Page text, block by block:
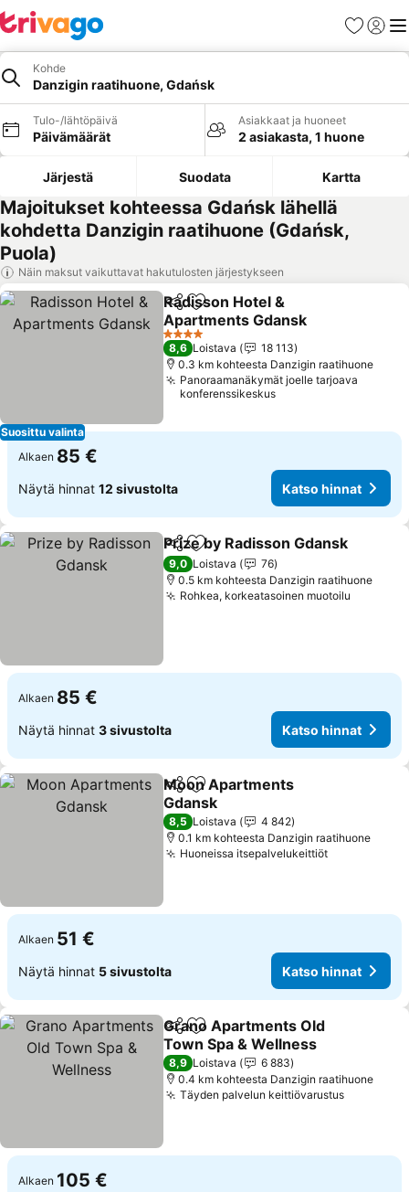
Suosikit
Kohde
Danzigin raatihuone, Gdańsk
Tulo-/lähtöpäivä
Päivämäärät
Asiakkaat ja huoneet
2 asiakasta, 1 huone
Järjestä Suodata Kartta
Majoitukset kohteessa Gdańsk lähellä
kohdetta Danzigin raatihuone (Gdańsk,
Puola)
Näin maksut vaikuttavat hakutulosten järjestykseen
Suosittu valinta
Jaa Lisää suosikkeihin
Radisson Hotel &
Apartments Gdansk
4 Tähtiluokitus
8,6 Loistava
18 113
0.3 km kohteesta Danzigin raatihuone
Panoraamanäkymät joelle tarjoava
konferenssikeskus
Alkaen 85 €
Näytä hinnat 12 sivustolta Katso hinnat
Jaa Lisää suosikkeihin
Prize by Radisson Gdansk
9,0 Loistava
76
0.5 km kohteesta Danzigin raatihuone
Rohkea, korkeatasoinen muotoilu
Alkaen 85 €
Näytä hinnat 3 sivustolta Katso hinnat
Jaa Lisää suosikkeihin
Moon Apartments
Gdansk
8,5 Loistava
4 842
0.1 km kohteesta Danzigin raatihuone
Huoneissa itsepalvelukeittiöt
Alkaen 51 €
Näytä hinnat 5 sivustolta Katso hinnat
Jaa Lisää suosikkeihin
Grano Apartments Old
Town Spa & Wellness
8,9 Loistava
6 883
0.4 km kohteesta Danzigin raatihuone
Täyden palvelun keittiövarustus
Alkaen 105 €